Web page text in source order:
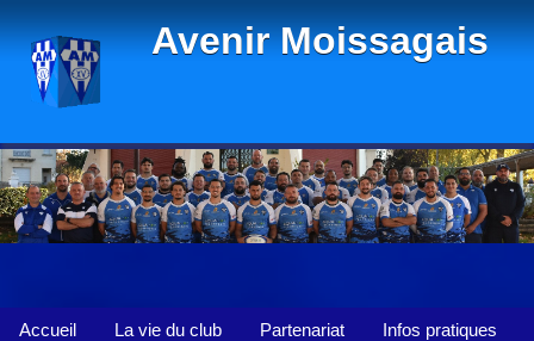
Avenir Moissagais
Accueil La vie du club Partenariat Infos pratiques